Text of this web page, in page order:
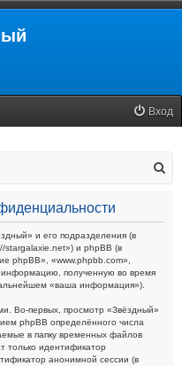
Вход
и его подразделения (в
и phpBB (в
phpBB», «www.phpbb.com»,
информацию, полученную во время
«ваша информация»).
Во-первых, просмотр «Звёздный»
phpBB определённого числа
в папку временных файлов
только идентификатор
анонимной сессии (в